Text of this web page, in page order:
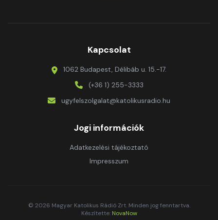
Kapcsolat
1062 Budapest, Délibáb u. 15.-17.
(+36 1) 255-3333
ugyfelszolgalat@katolikusradio.hu
Jogi információk
Adatkezelési tájékoztató
Impresszum
© 2026 Magyar Katolikus Rádió Zrt. Minden jog fenntartva.
Készítette: NovaNow